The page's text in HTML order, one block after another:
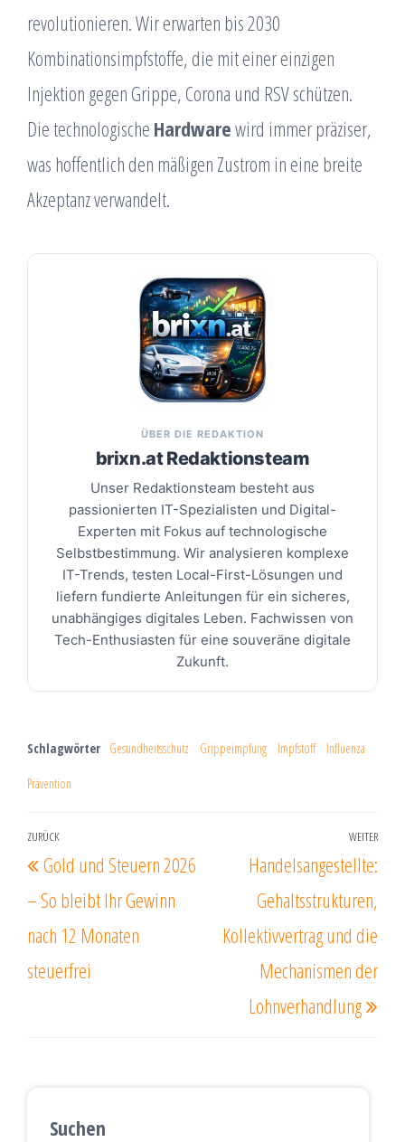
revolutionieren. Wir erwarten bis 2030
Kombinationsimpfstoffe, die mit einer einzigen
Injektion gegen Grippe, Corona und RSV schützen.
Die technologische Hardwarewird immer präziser,
was hoffentlich den mäßigen Zustrom in eine breite
Akzeptanz verwandelt.
ÜBER DIE REDAKTION
brixn.at Redaktionsteam
Unser Redaktionsteam besteht aus
passionierten IT-Spezialisten und Digital-
Experten mit Fokus auf technologische
Selbstbestimmung. Wir analysieren komplexe
IT-Trends, testen Local-First-Lösungen und
liefern fundierte Anleitungen für ein sicheres,
unabhängiges digitales Leben. Fachwissen von
Tech-Enthusiasten für eine souveräne digitale
Zukunft.
Schlagwörter Gesundheitsschutz Grippeimpfung Impfstoff Influenza
Prävention
Beitragsnavigation
Vorheriger
Beitrag
ZURÜCK
Gold und Steuern 2026
– So bleibt Ihr Gewinn
nach 12 Monaten
steuerfrei
WEITER
Handelsangestellte:
Gehaltsstrukturen,
Kollektivvertrag und die
Mechanismen der
Lohnverhandlung
Suchen